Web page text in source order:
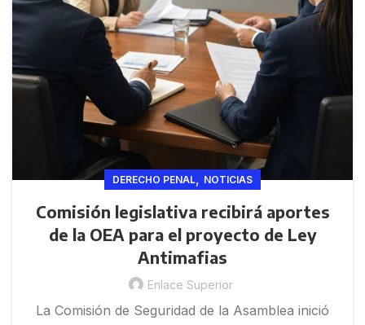
DERECHO PENAL, NOTICIAS
Comisión legislativa recibirá aportes
de la OEA para el proyecto de Ley
Antimafias
Enlace Superior
La Comisión de Seguridad de la Asamblea inició